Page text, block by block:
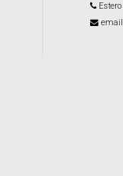
Estero
email